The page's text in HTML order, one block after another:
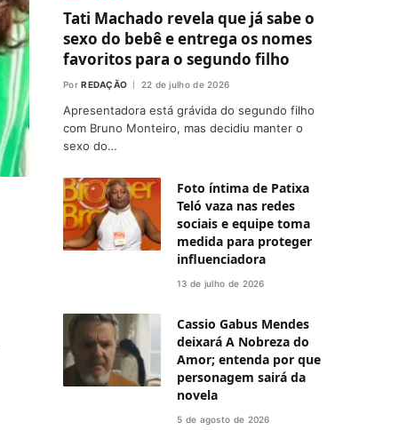
Tati Machado revela que já sabe o
sexo do bebê e entrega os nomes
favoritos para o segundo filho
Por REDAÇÃO 22 de julho de 2026
Apresentadora está grávida do segundo filho
com Bruno Monteiro, mas decidiu manter o
sexo do…
Foto íntima de Patixa
Teló vaza nas redes
sociais e equipe toma
medida para proteger
influenciadora
13 de julho de 2026
Cassio Gabus Mendes
deixará A Nobreza do
Amor; entenda por que
personagem sairá da
novela
5 de agosto de 2026